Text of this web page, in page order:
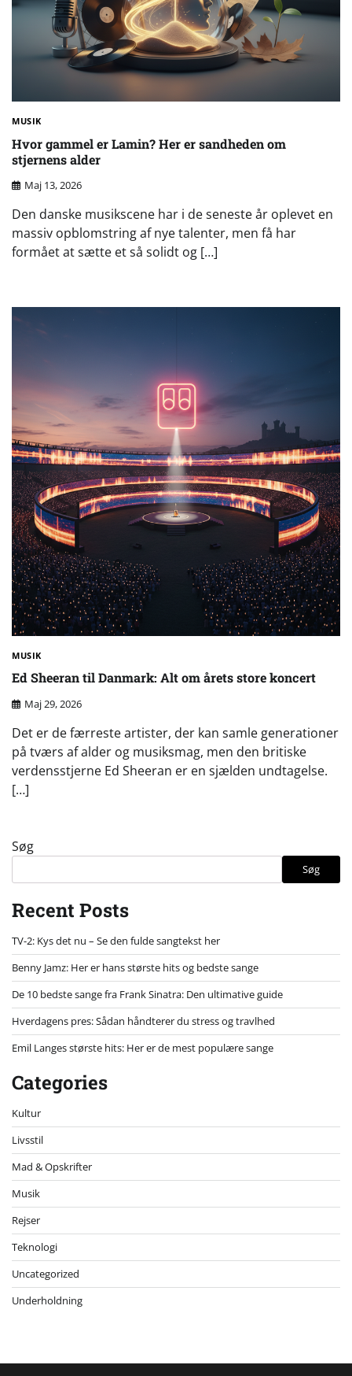
MUSIK
Hvor gammel er Lamin? Her er sandheden om
stjernens alder
Maj 13, 2026
Den danske musikscene har i de seneste år oplevet en
massiv opblomstring af nye talenter, men få har
formået at sætte et så solidt og […]
MUSIK
Ed Sheeran til Danmark: Alt om årets store koncert
Maj 29, 2026
Det er de færreste artister, der kan samle generationer
på tværs af alder og musiksmag, men den britiske
verdensstjerne Ed Sheeran er en sjælden undtagelse.
[…]
Søg
Søg
Recent Posts
TV-2: Kys det nu – Se den fulde sangtekst her
Benny Jamz: Her er hans største hits og bedste sange
De 10 bedste sange fra Frank Sinatra: Den ultimative guide
Hverdagens pres: Sådan håndterer du stress og travlhed
Emil Langes største hits: Her er de mest populære sange
Categories
Kultur
Livsstil
Mad & Opskrifter
Musik
Rejser
Teknologi
Uncategorized
Underholdning